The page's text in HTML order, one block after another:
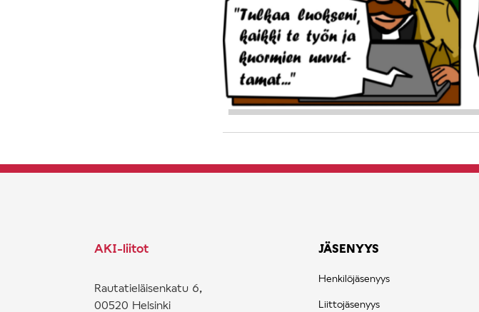
AKI-liitot
Rautatieläisenkatu 6,
00520 Helsinki
JÄSENYYS
Henkilöjäsenyys
Liittojäsenyys